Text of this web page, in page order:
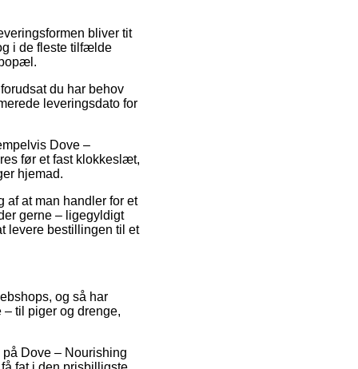
bliver tit
i de fleste tilfælde
du har behov
leveringsdato for
Dove –
før et fast klokkeslæt,
hjemad.
af at man handler for et
gerne – ligegyldigt
levere bestillingen til et
og så har
til piger og drenge,
Dove – Nourishing